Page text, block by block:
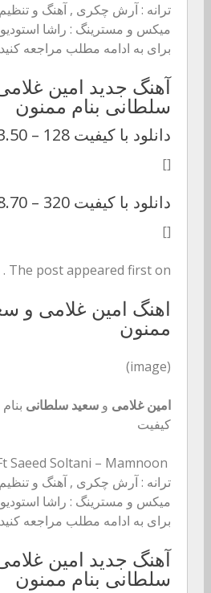
ترانه : آرش چکری , آهنگ و تنظیم
میکس و مسترینگ : راشا استودیو
برای به ادامه مطلب مراجعه
آهنگ جدید امین
سلطانی بنام ممنون
دانلود با کیفیت 128 – 3.50
[]
دانلود با کیفیت 320 – 8.70
[]
The post appeared first on .
اهنگ امین غلامی و
ممنون
(image)
امین غلامی و سعید سلطانی بنام
کیفیت
ترانه : آرش چکری , آهنگ و تنظیم
میکس و مسترینگ : راشا استودیو
برای به ادامه مطلب مراجعه
آهنگ جدید امین
سلطانی بنام ممنون